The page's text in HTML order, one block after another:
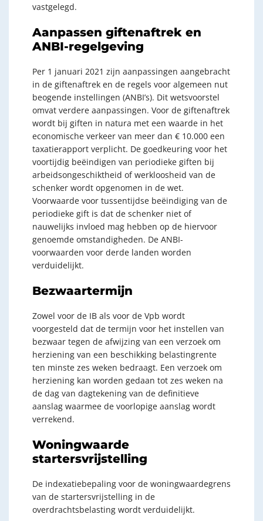
vastgelegd.
Aanpassen giftenaftrek en
ANBI-regelgeving
Per 1 januari 2021 zijn aanpassingen aangebracht
in de giftenaftrek en de regels voor algemeen nut
beogende instellingen (ANBI’s). Dit wetsvoorstel
omvat verdere aanpassingen. Voor de giftenaftrek
wordt bij giften in natura met een waarde in het
economische verkeer van meer dan € 10.000 een
taxatierapport verplicht. De goedkeuring voor het
voortijdig beëindigen van periodieke giften bij
arbeidsongeschiktheid of werkloosheid van de
schenker wordt opgenomen in de wet.
Voorwaarde voor tussentijdse beëindiging van de
periodieke gift is dat de schenker niet of
nauwelijks invloed mag hebben op de hiervoor
genoemde omstandigheden. De ANBI-
voorwaarden voor derde landen worden
verduidelijkt.
Bezwaartermijn
Zowel voor de IB als voor de Vpb wordt
voorgesteld dat de termijn voor het instellen van
bezwaar tegen de afwijzing van een verzoek om
herziening van een beschikking belastingrente
ten minste zes weken bedraagt. Een verzoek om
herziening kan worden gedaan tot zes weken na
de dag van dagtekening van de definitieve
aanslag waarmee de voorlopige aanslag wordt
verrekend.
Woningwaarde
startersvrijstelling
De indexatiebepaling voor de woningwaardegrens
van de startersvrijstelling in de
overdrachtsbelasting wordt verduidelijkt.